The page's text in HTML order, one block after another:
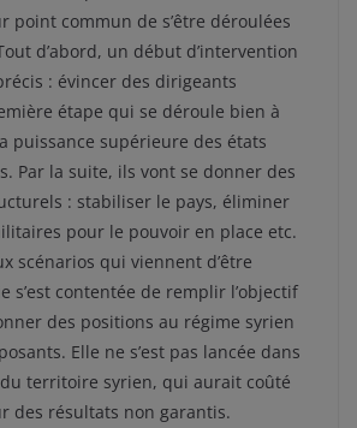
point commun de s’être déroulées
d’abord, un début d’intervention
: évincer des dirigeants
étape qui se déroule bien à
puissance supérieure des états
Par la suite, ils vont se donner des
: stabiliser le pays, éliminer
pour le pouvoir en place etc.
scénarios qui viennent d’être
s’est contentée de remplir l’objectif
des positions au régime syrien
Elle ne s’est pas lancée dans
territoire syrien, qui aurait coûté
des résultats non garantis.